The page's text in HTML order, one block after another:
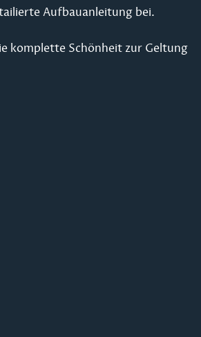
Aufbauanleitung bei.
komplette Schönheit zur Geltung